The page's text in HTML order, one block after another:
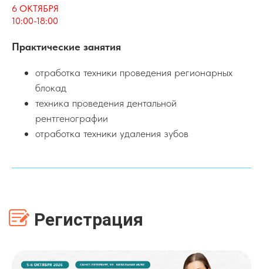
6 ОКТЯБРЯ
10:00-18:00
Практические занятия
отработка техники проведения регионарных
блокад
техника проведения дентальной
рентгенографии
отработка техники удаления зубов
Регистрация